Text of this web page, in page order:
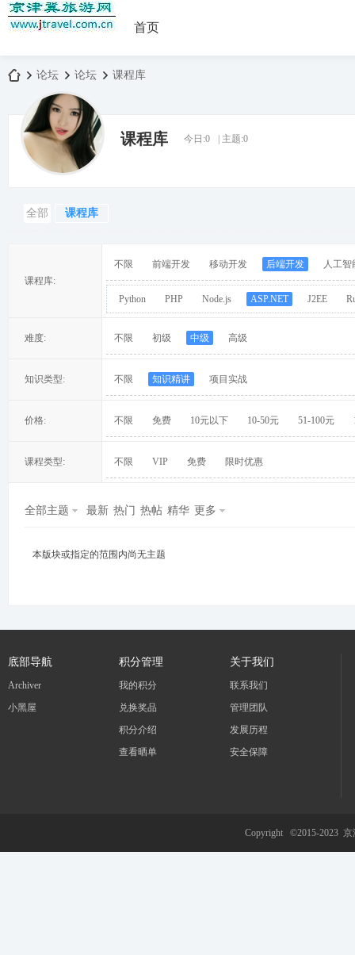
首页
»
论坛
›
论坛 课程库
课程库 今日:0 主题:0
全部 课程库
课程库:
不限 前端开发 移动开发 后端开发 人工智
Python PHP Node.js ASP.NET J2EE
难度: 不限 初级 中级 高级
知识类型: 不限 知识精讲 项目实战
价格: 不限 免费 10元以下 10-50元 51-100元
课程类型: 不限 VIP 免费 限时优惠
全部主题 最新 热门 热帖 精华 更多
本版块或指定的范围内尚无主题
底部导航
Archiver
小黑屋
积分管理
我的积分
兑换奖品
积分介绍
查看晒单
关于我们
联系我们
管理团队
发展历程
安全保障
Copyright ©2015-2023 京